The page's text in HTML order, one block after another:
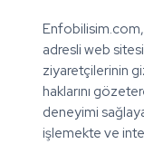
adresli web
ziyaretçilerinin
haklarını
deneyimi
işlemekte ve